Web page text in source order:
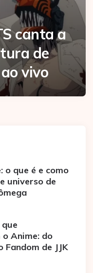
canta a
de
vivo
o que é e como
universo de
Anime: do
Fandom de JJK